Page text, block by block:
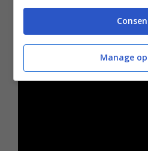
una civiltà perduta.
• Spostamento della
orchestrale con 14
Manage